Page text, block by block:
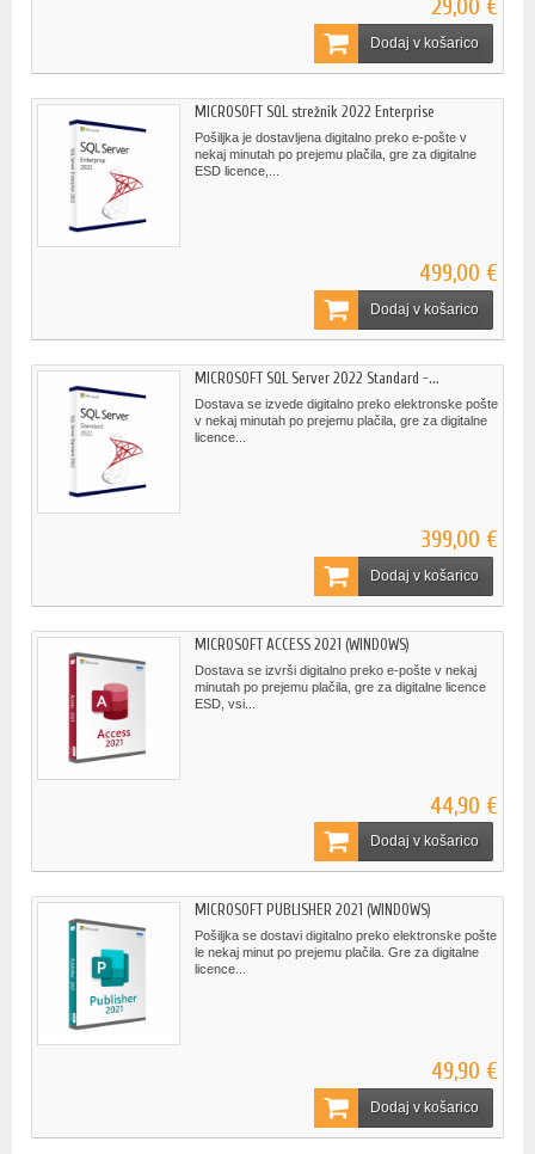
29,00 €
Dodaj v košarico
MICROSOFT SQL strežnik 2022 Enterprise
Pošiljka je dostavljena digitalno preko e-pošte v
nekaj minutah po prejemu plačila, gre za digitalne
ESD licence,...
499,00 €
Dodaj v košarico
MICROSOFT SQL Server 2022 Standard -...
Dostava se izvede digitalno preko elektronske pošte
v nekaj minutah po prejemu plačila, gre za digitalne
licence...
399,00 €
Dodaj v košarico
MICROSOFT ACCESS 2021 (WINDOWS)
Dostava se izvrši digitalno preko e-pošte v nekaj
minutah po prejemu plačila, gre za digitalne licence
ESD, vsi...
44,90 €
Dodaj v košarico
MICROSOFT PUBLISHER 2021 (WINDOWS)
Pošiljka se dostavi digitalno preko elektronske pošte
le nekaj minut po prejemu plačila. Gre za digitalne
licence...
49,90 €
Dodaj v košarico